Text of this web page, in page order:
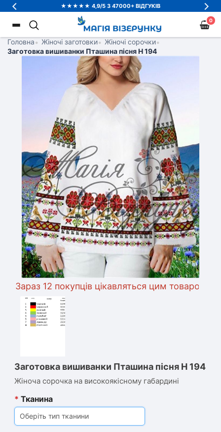
★★★★★ 4,9/5 З 47000+ ВІДГУКІВ
0
Головна• Жіночі заготовки• Жіночі сорочки•
Заготовка вишиванки Пташина пісня Н 194
Зараз 12 покупців цікавляться цим товаром
Заготовка вишиванки Пташина пісня Н 194
Жіноча сорочка на високоякісному габардині
* Тканина
Оберіть тип тканини